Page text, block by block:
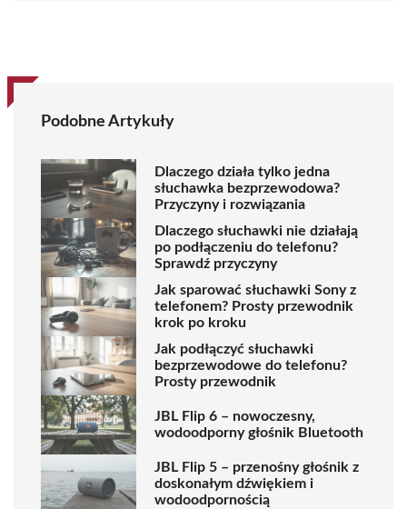
Podobne Artykuły
Dlaczego działa tylko jedna
słuchawka bezprzewodowa?
Przyczyny i rozwiązania
Dlaczego słuchawki nie działają
po podłączeniu do telefonu?
Sprawdź przyczyny
Jak sparować słuchawki Sony z
telefonem? Prosty przewodnik
krok po kroku
Jak podłączyć słuchawki
bezprzewodowe do telefonu?
Prosty przewodnik
JBL Flip 6 – nowoczesny,
wodoodporny głośnik Bluetooth
JBL Flip 5 – przenośny głośnik z
doskonałym dźwiękiem i
wodoodpornością